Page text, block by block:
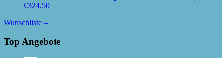
€324.50
Wunschliste –
Top Angebote